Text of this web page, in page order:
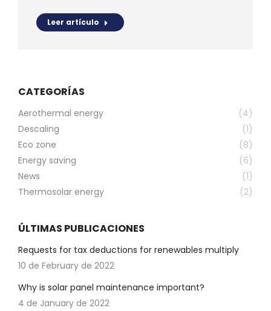
Leer artículo
CATEGORÍAS
Aerothermal energy
(4)
Descaling
(1)
Eco zone
(8)
Energy saving
(6)
News
(1)
Thermosolar energy
(2)
ÚLTIMAS PUBLICACIONES
Requests for tax deductions for renewables multiply
10 de February de 2022
Why is solar panel maintenance important?
4 de January de 2022